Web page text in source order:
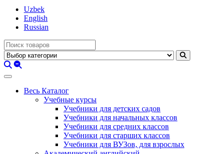
Uzbek
English
Russian
Весь Каталог
Учебные курсы
Учебники для детских садов
Учебники для начальных классов
Учебники для средних классов
Учебники для старших классов
Учебники для ВУЗов, для взрослых